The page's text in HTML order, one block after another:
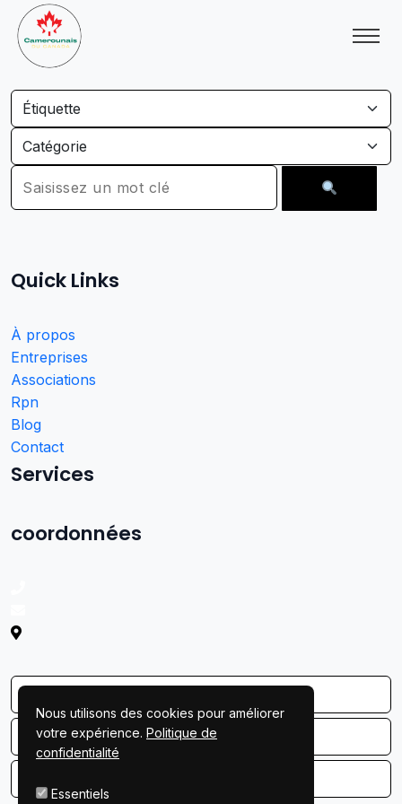
Quick Links
À propos
Entreprises
Associations
Rpn
Blog
Contact
Services
coordonnées
Nous utilisons des cookies pour améliorer
votre expérience. Politique de
confidentialité
Essentiels